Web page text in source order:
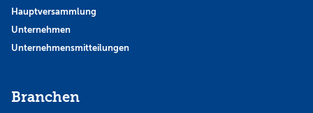
Hauptversammlung
Unternehmen
Unternehmensmitteilungen
Branchen